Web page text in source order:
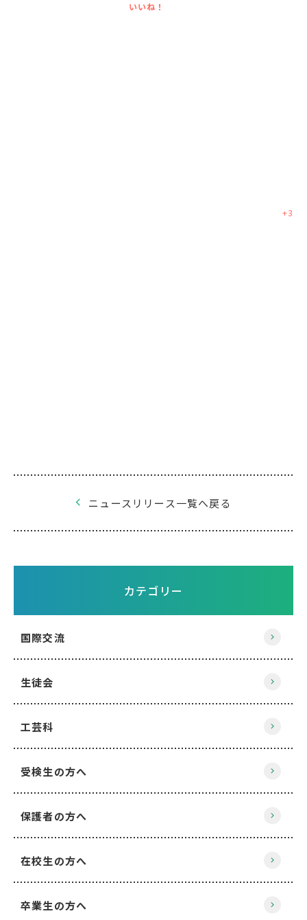
プライバシーポリシー
いいね！
+3
ニュースリリース一覧へ戻る
カテゴリー
国際交流
生徒会
工芸科
受検生の方へ
保護者の方へ
在校生の方へ
卒業生の方へ